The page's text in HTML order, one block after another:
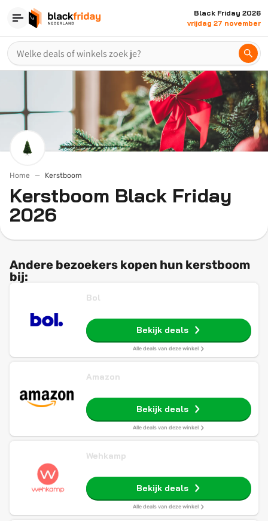
Black Friday 2026
vrijdag 27 november
Home Kerstboom
Kerstboom Black Friday
2026
Andere bezoekers kopen hun kerstboom
bij:
Bol
Bekijk deals
Alle deals van deze winkel
Amazon
Bekijk deals
Alle deals van deze winkel
Wehkamp
Bekijk deals
Alle deals van deze winkel